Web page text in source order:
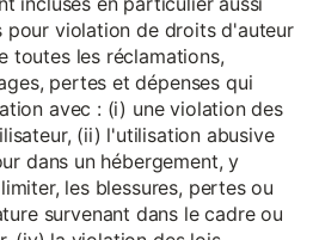
pour violation de droits d'auteur
toutes les réclamations,
pertes et dépenses qui
avec : (i) une violation des
(ii) l'utilisation abusive
dans un hébergement, y
les blessures, pertes ou
survenant dans le cadre ou